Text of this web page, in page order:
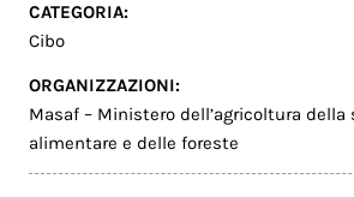
CATEGORIA:
Cibo
ORGANIZZAZIONI:
Masaf – Ministero dell’agricoltura della
alimentare e delle foreste